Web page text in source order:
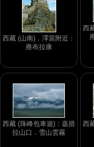
西藏 (山南)．澤當附近：
雍布拉康
西
西藏 (珠峰包車遊)：嘉措
拉山口．雪山雲霧
西